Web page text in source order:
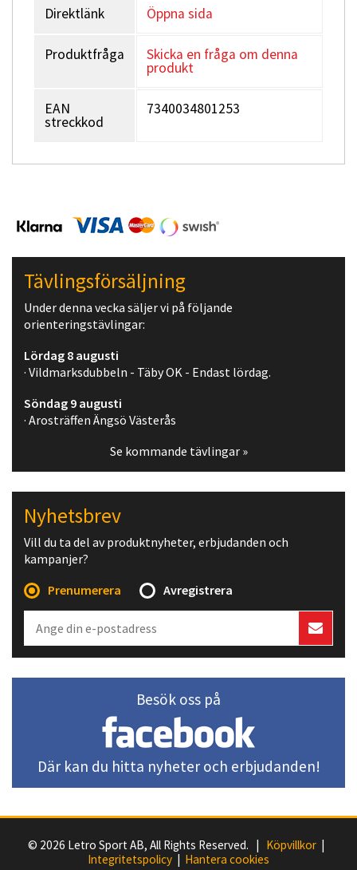
Direktlänk Öppna sida
Produktfråga Skicka en fråga om denna
produkt
EAN
streckkod
7340034801253
Tävlingsförsäljning
Under denna vecka säljer vi på följande
orienteringstävlingar:
Lördag 8 augusti
· Vildmarksdubbeln - Täby OK - Endast lördag.
Söndag 9 augusti
· Arosträffen Ängsö Västerås
Se kommande tävlingar »
Nyhetsbrev
Vill du ta del av produktnyheter, erbjudanden och
kampanjer?
Prenumerera
Avregistrera
Besök oss på
Där kan du hitta nyheter och erbjudanden!
© 2026 Letro Sport AB, All Rights Reserved. | Köpvillkor |
Integritetspolicy | Hantera cookies